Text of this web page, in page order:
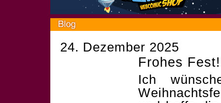
24. Dezember 2025
Frohes Fest!
Ich